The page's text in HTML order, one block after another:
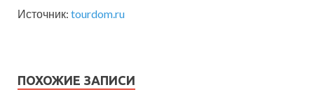
Источник: tourdom.ru
ПОХОЖИЕ ЗАПИСИ